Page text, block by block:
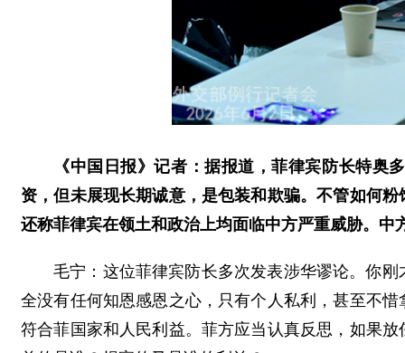
《中国日报》记者：据报道，菲律宾防长特
资，但未展现长期诚意，是包装和欺骗。不管如何
还称菲律宾在领土和政治上均面临中方严重威胁。中
毛宁：这位菲律宾防长多次发表涉华谬论。你
全没有任何知恩感恩之心，只有个人私利，甚至不
符合菲国家和人民利益。菲方应当认真反思，如果